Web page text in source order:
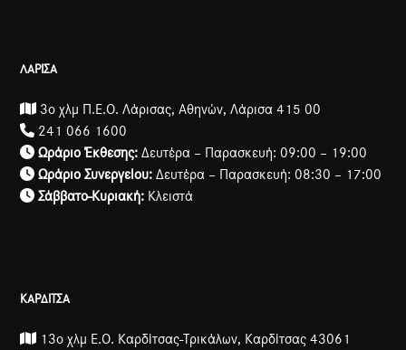
ΛΑΡΙΣΑ
3ο χλμ Π.Ε.Ο. Λάρισας, Αθηνών, Λάρισα 415 00
241 066 1600
Ωράριο Έκθεσης: Δευτέρα – Παρασκευή: 09:00 – 19:00
Ωράριο Συνεργείου: Δευτέρα – Παρασκευή: 08:30 – 17:00
Σάββατο-Κυριακή: Κλειστά
ΚΑΡΔΙΤΣΑ
13ο χλμ Ε.Ο. Καρδίτσας-Τρικάλων, Καρδίτσας 43061